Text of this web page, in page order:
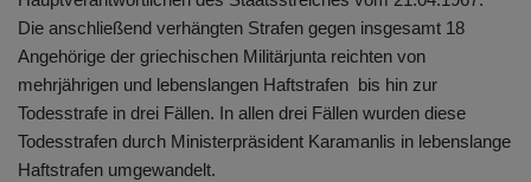
Die anschließend verhängten Strafen gegen insgesamt 18
Angehörige der griechischen Militärjunta reichten von
mehrjährigen und lebenslangen Haftstrafen bis hin zur
Todesstrafe in drei Fällen. In allen drei Fällen wurden diese
Todesstrafen durch Ministerpräsident Karamanlis in lebenslange
Haftstrafen umgewandelt.